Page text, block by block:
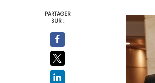
PARTAGER
SUR :